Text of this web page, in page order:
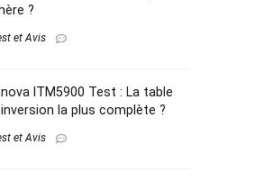
?
et Avis
ITM5900 Test : La table
la plus complète ?
et Avis